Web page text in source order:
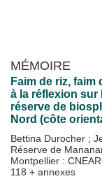
MÉMOIRE
Faim de riz,
à la réflexion sur
réserve de
Nord (côte
Bettina Durocher ;
Réserve de
Montpellier :
118 + annexes